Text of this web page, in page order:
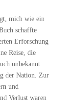
mich wie ein
schaffte
Erforschung
Reise, die
unbekannt
der Nation. Zur
und
Verlust waren